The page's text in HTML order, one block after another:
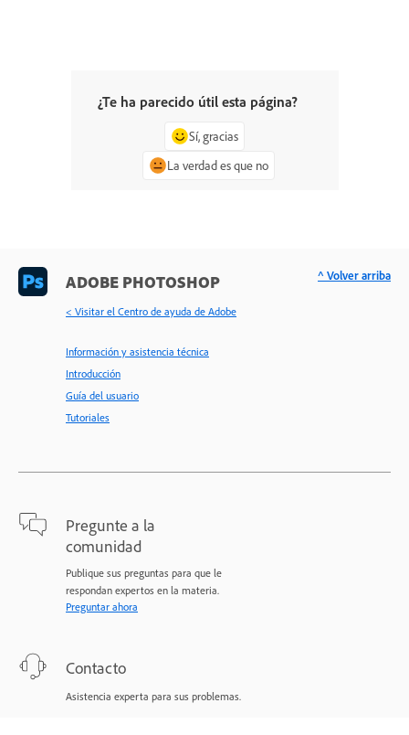
¿Te ha parecido útil esta página?
Sí, gracias
La verdad es que no
ADOBE PHOTOSHOP
< Visitar el Centro de ayuda de Adobe
Información y asistencia técnica
Introducción
Guía del usuario
Tutoriales
Pregunte a la
comunidad
Publique sus preguntas para que le
respondan expertos en la materia.
Preguntar ahora
Contacto
Asistencia experta para sus problemas.
^ Volver arriba